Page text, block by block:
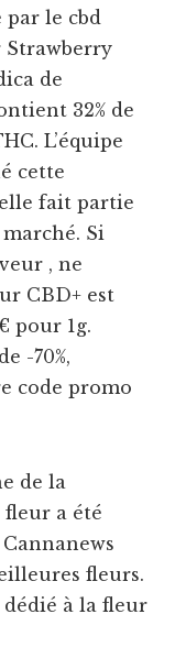
le cbd
Strawberry
de
32% de
L’équipe
cette
fait partie
Si
, ne
CBD+ est
pour 1g.
-70%,
code promo
de la
fleur a été
fleurs.
à la fleur